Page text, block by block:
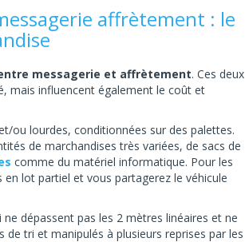
affrètement : le
messagerie et affrètement. Ces deux
mais influencent également le coût et
ou lourdes, conditionnées sur des palettes.
de marchandises très variées, de sacs de
comme du matériel informatique. Pour les
lot partiel et vous partagerez le véhicule
dépassent pas les 2 mètres linéaires et ne
tri et manipulés à plusieurs reprises par les